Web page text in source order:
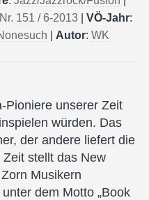
151 / 6-2013 VÖ-Jahr:
Autor: WK
Pioniere unserer Zeit
würden. Das
der andere liefert die
stellt das New
Musikern
dem Motto „Book